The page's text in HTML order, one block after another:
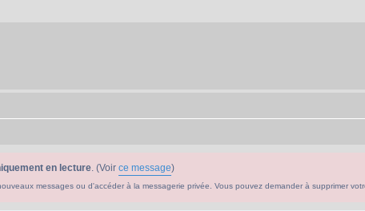
en lecture. (Voir ce message)
messages ou d'accéder à la messagerie privée. Vous pouvez demander à supprimer